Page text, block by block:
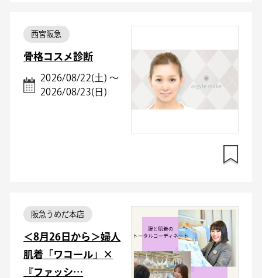
西宮阪急
骨格コスメ診断
2026/08/22(土) ～
2026/08/23(日)
阪急うめだ本店
＜8月26日から＞婦人
肌着「ワコール」×
『ファッシ…